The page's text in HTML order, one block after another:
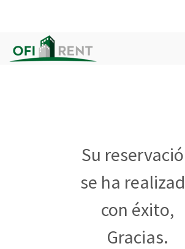
Su
se ha
con éxito,
Gracias.